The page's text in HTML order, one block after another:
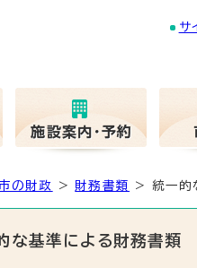
サ
の財政 > 財務書類 > 統一的
な基準による財務書類